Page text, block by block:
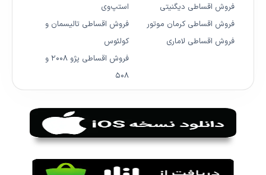
فروش اقساطی دیگنیتی
فروش اقساطی کرمان موتور
فروش اقساطی لاماری
استپ‌وی
فروش اقساطی تالیسمان و
کولئوس
فروش اقساطی پژو ۲۰۰۸ و
۵۰۸